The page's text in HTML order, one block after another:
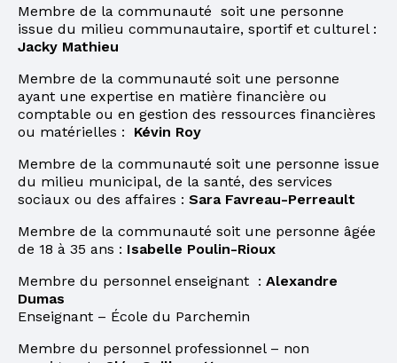
Membre de la communauté soit une personne
issue du milieu communautaire, sportif et culturel :
Jacky Mathieu
Membre de la communauté soit une personne
ayant une expertise en matière financière ou
comptable ou en gestion des ressources financières
ou matérielles : Kévin Roy
Membre de la communauté soit une personne issue
du milieu municipal, de la santé, des services
sociaux ou des affaires : Sara Favreau-Perreault
Membre de la communauté soit une personne âgée
de 18 à 35 ans : Isabelle Poulin-Rioux
Membre du personnel enseignant : Alexandre
Dumas
Enseignant – École du Parchemin
Membre du personnel professionnel – non